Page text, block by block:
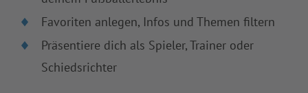
Favoriten anlegen, Infos und Themen filtern
Präsentiere dich als Spieler, Trainer oder
Schiedsrichter